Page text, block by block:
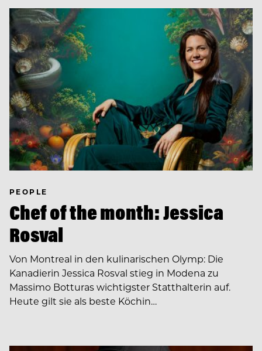
PEOPLE
Chef of the month: Jessica
Rosval
Von Montreal in den kulinarischen Olymp: Die
Kanadierin Jessica Rosval stieg in Modena zu
Massimo Botturas wichtigster Statthalterin auf.
Heute gilt sie als beste Köchin…